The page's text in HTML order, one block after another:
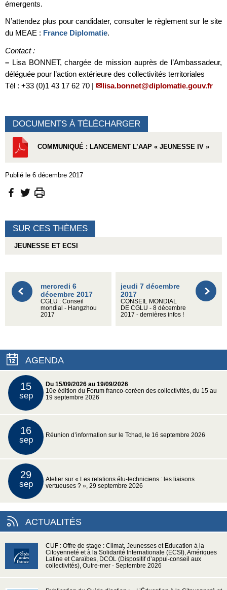
émergents.
N’attendez plus pour candidater, consulter le règlement sur le site
du MEAE : France Diplomatie.
Contact :
– Lisa BONNET, chargée de mission auprès de l’Ambassadeur,
déléguée pour l’action extérieure des collectivités territoriales
Tél : +33 (0)1 43 17 62 70 |
lisa.bonnet@diplomatie.gouv.fr
DOCUMENTS À TÉLÉCHARGER
COMMUNIQUÉ : LANCEMENT L’AAP « JEUNESSE IV »
Publié le 6 décembre 2017
SUR CES THÈMES
JEUNESSE ET ECSI
mercredi 6
décembre 2017
CGLU : Conseil
mondial - Hangzhou
2017
jeudi 7 décembre
2017
CONSEIL MONDIAL
DE CGLU - 8 décembre
2017 - dernières infos !
AGENDA
15
sep
Du 15/09/2026 au 19/09/2026
10e édition du Forum franco-coréen des collectivités, du 15 au
19 septembre 2026
16
sep Réunion d’information sur le Tchad, le 16 septembre 2026
29
sep
Atelier sur « Les relations élu-techniciens : les liaisons
vertueuses ? », 29 septembre 2026
ACTUALITÉS
CUF : Offre de stage : Climat, Jeunesses et Education à la
Citoyenneté et à la Solidarité Internationale (ECSI), Amériques
Latine et Caraïbes, DCOL (Dispositif d’appui-conseil aux
collectivités), Outre-mer - Septembre 2026